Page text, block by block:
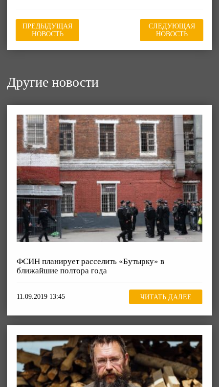
ПРЕДЫДУЩАЯ
НОВОСТЬ
СЛЕДУЮЩАЯ
НОВОСТЬ
Другие новости
ФСИН планирует расселить «Бутырку» в
ближайшие полтора года
11.09.2019 13:45 ЧИТАТЬ ДАЛЕЕ